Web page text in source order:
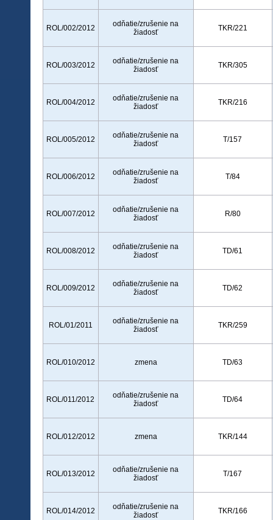
ROL/002/2012
odňatie/zrušenie na
žiadosť
TKR/221
ROL/003/2012
odňatie/zrušenie na
žiadosť
TKR/305
ROL/004/2012
odňatie/zrušenie na
žiadosť
TKR/216
ROL/005/2012
odňatie/zrušenie na
žiadosť
T/157
ROL/006/2012
odňatie/zrušenie na
žiadosť
T/84
ROL/007/2012
odňatie/zrušenie na
žiadosť
R/80
ROL/008/2012
odňatie/zrušenie na
žiadosť
TD/61
ROL/009/2012
odňatie/zrušenie na
žiadosť
TD/62
ROL/01/2011
odňatie/zrušenie na
žiadosť
TKR/259
ROL/010/2012 zmena TD/63
ROL/011/2012
odňatie/zrušenie na
žiadosť
TD/64
ROL/012/2012 zmena TKR/144
ROL/013/2012
odňatie/zrušenie na
žiadosť
T/167
ROL/014/2012
odňatie/zrušenie na
žiadosť
TKR/166